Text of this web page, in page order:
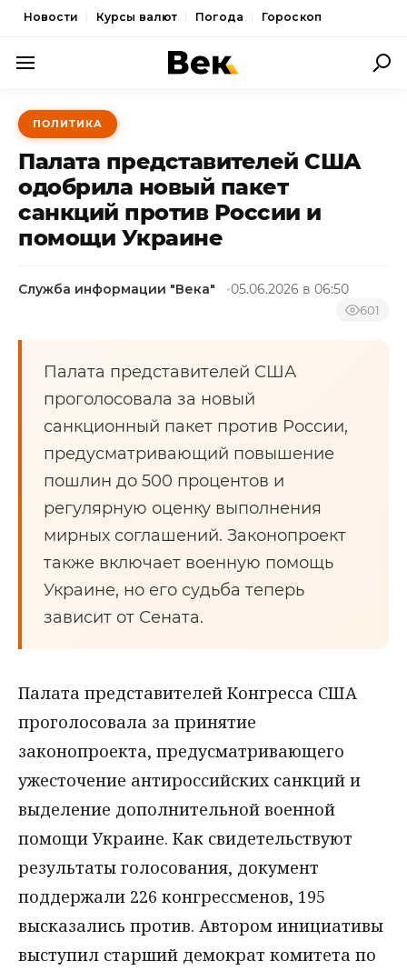
Новости Курсы валют Погода Гороскоп
ПОЛИТИКА
ЭКОНОМИКА
ОБЩЕСТВО
СПОРТ
КУЛЬТУРА
НОВОСТИ
ПОЛИТИКА
Палата представителей США
одобрила новый пакет
санкций против России и
помощи Украине
Служба информации "Века" 05.06.2026 в 06:50
601
Палата представителей США
проголосовала за новый
санкционный пакет против России,
предусматривающий повышение
пошлин до 500 процентов и
регулярную оценку выполнения
мирных соглашений. Законопроект
также включает военную помощь
Украине, но его судьба теперь
зависит от Сената.
Палата представителей Конгресса США
проголосовала за принятие
законопроекта, предусматривающего
ужесточение антироссийских санкций и
выделение дополнительной военной
помощи Украине. Как свидетельствуют
результаты голосования, документ
поддержали 226 конгрессменов, 195
высказались против. Автором инициативы
выступил старший демократ комитета по